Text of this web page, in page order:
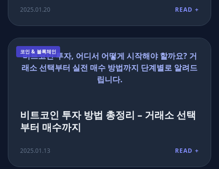
2025.01.20 READ +
비트코인 투자, 어디서 어떻게 시작해야 할까요? 거
래소 선택부터 실전 매수 방법까지 단계별로 알려드
립니다.
코인 & 블록체인
비트코인 투자 방법 총정리 – 거래소 선택
부터 매수까지
2025.01.13 READ +